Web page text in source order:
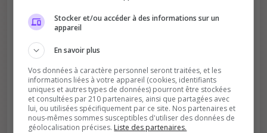
Améliore le classement
Votre vote aide le serveur à monter dans le
Stocker et/ou accéder à des informations sur un
appareil
En savoir plus
Vos données à caractère personnel seront traitées, et les
informations liées à votre appareil (cookies, identifiants
uniques et autres types de données) pourront être stockées
et consultées par 210 partenaires, ainsi que partagées avec
lui, ou utilisées spécifiquement par ce site. Nos partenaires et
nous-mêmes sommes susceptibles d'utiliser des données de
géolocalisation précises. Liste des partenaires.